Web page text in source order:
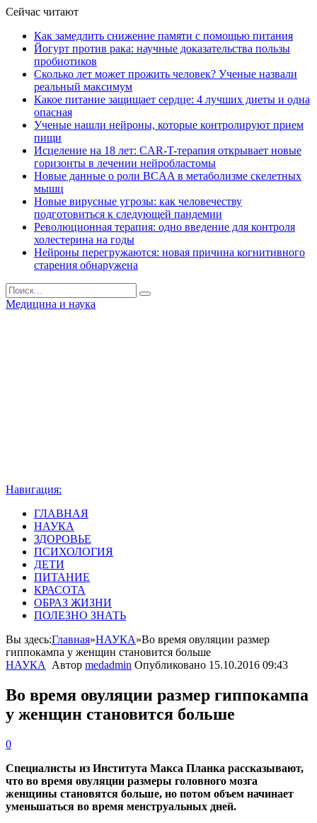
Сейчас читают
Как замедлить снижение памяти с помощью питания
Йогурт против рака: научные доказательства пользы
пробиотиков
Сколько лет может прожить человек? Ученые назвали
реальный максимум
Какое питание защищает сердце: 4 лучших диеты и одна
опасная
Ученые нашли нейроны, которые контролируют прием
пищи
Исцеление на 18 лет: CAR-T-терапия открывает новые
горизонты в лечении нейробластомы
Новые данные о роли BCAA в метаболизме скелетных
мышц
Новые вирусные угрозы: как человечеству
подготовиться к следующей пандемии
Революционная терапия: одно введение для контроля
холестерина на годы
Нейроны перегружаются: новая причина когнитивного
старения обнаружена
Медицина и наука
Навигация:
ГЛАВНАЯ
НАУКА
ЗДОРОВЬЕ
ПСИХОЛОГИЯ
ДЕТИ
ПИТАНИЕ
КРАСОТА
ОБРАЗ ЖИЗНИ
ПОЛЕЗНО ЗНАТЬ
Вы здесь:Главная»НАУКА»Во время овуляции размер
гиппокампа у женщин становится больше
НАУКА
Автор medadmin Опубликовано 15.10.2016 09:43
Во время овуляции размер гиппокампа
у женщин становится больше
0
Специалисты из Института Макса Планка рассказывают,
что во время овуляции размеры головного мозга
женщины становятся больше, но потом объем начинает
уменьшаться во время менструальных дней.